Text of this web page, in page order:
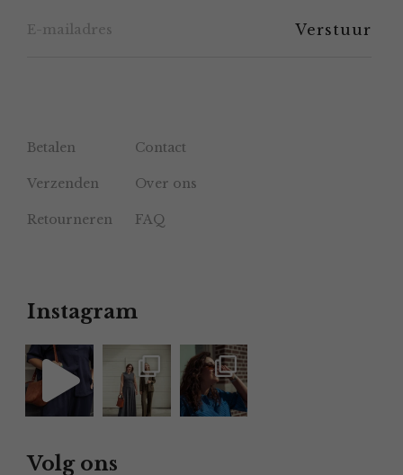
Betalen Contact
Verzenden Over ons
Retourneren FAQ
Instagram
Volg ons